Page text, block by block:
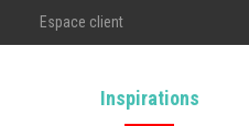
Espace client
Inspirations